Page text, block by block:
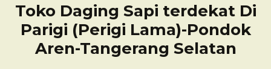
Toko Daging Sapi terdekat Di
Parigi (Perigi Lama)-Pondok
Aren-Tangerang Selatan